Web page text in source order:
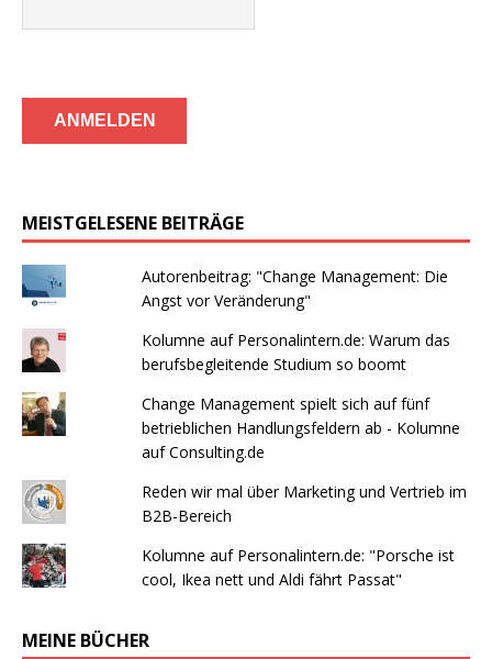
MEISTGELESENE BEITRÄGE
Autorenbeitrag: "Change Management: Die
Angst vor Veränderung"
Kolumne auf Personalintern.de: Warum das
berufsbegleitende Studium so boomt
Change Management spielt sich auf fünf
betrieblichen Handlungsfeldern ab - Kolumne
auf Consulting.de
Reden wir mal über Marketing und Vertrieb im
B2B-Bereich
Kolumne auf Personalintern.de: "Porsche ist
cool, Ikea nett und Aldi fährt Passat"
MEINE BÜCHER